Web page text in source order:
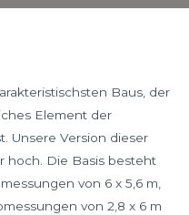
Baus, der
Element der
Unsere Version dieser
hoch. Die Basis besteht
von 6 x 5,6 m,
von 2,8 x 6 m